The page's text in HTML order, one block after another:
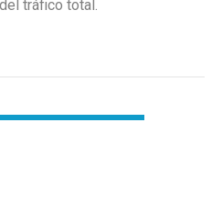
del tráfico total.